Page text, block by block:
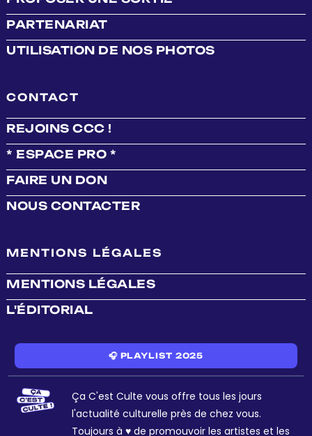
PARTENARIAT
UTILISATION DE NOS PHOTOS
CONTACT
REJOINS CCC !
* ESPACE PRO *
FAIRE UN DON
NOUS CONTACTER
MENTIONS LÉGALES
MENTIONS LÉGALES
L'ÉDITORIAL
🎧 PLAYLIST 2025
Ça C'est Culte vous offre tous les jours
l'actualité culturelle près de chez vous.
Toujours à ♥ de promouvoir les artistes et les